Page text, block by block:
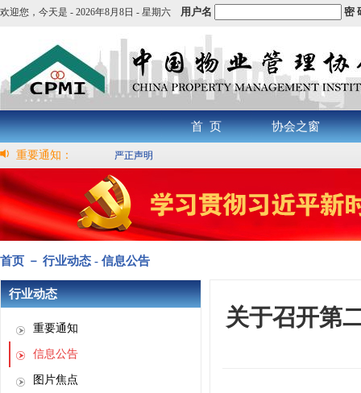
欢迎您， 今天是 - 2026年8月8日 - 星期六 用户名 密
首 页 协会之窗
重要通知： 严正声明
首页 － 行业动态 - 信息公告
行业动态
重要通知
信息公告
图片焦点
关于召开第